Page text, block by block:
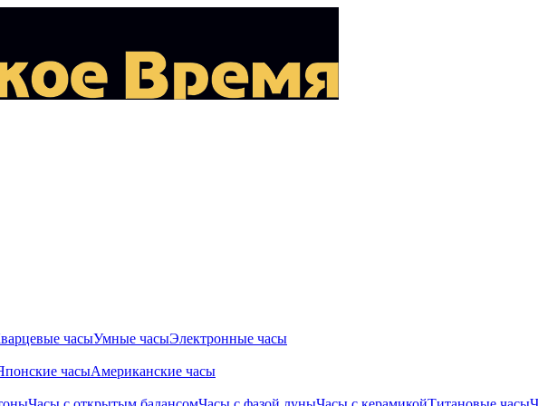
часыУмные часыЭлектронные часы
часыАмериканские часы